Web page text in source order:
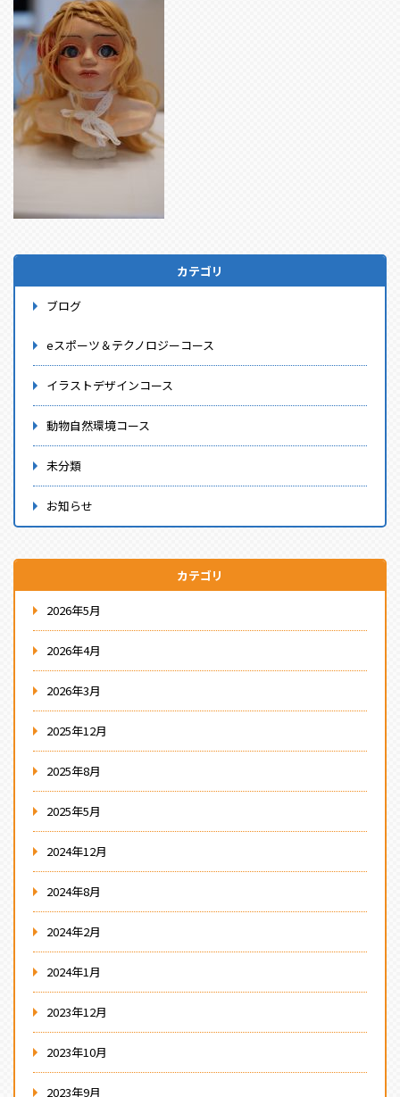
カテゴリ
ブログ
eスポーツ＆テクノロジーコース
イラストデザインコース
動物自然環境コース
未分類
お知らせ
カテゴリ
2026年5月
2026年4月
2026年3月
2025年12月
2025年8月
2025年5月
2024年12月
2024年8月
2024年2月
2024年1月
2023年12月
2023年10月
2023年9月